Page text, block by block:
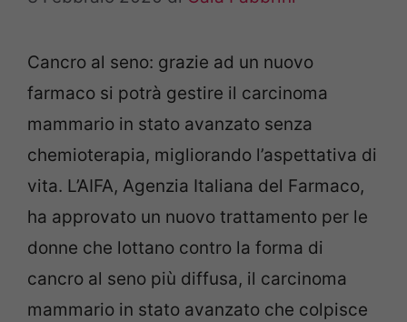
Cancro al seno: grazie ad un nuovo
farmaco si potrà gestire il carcinoma
mammario in stato avanzato senza
chemioterapia, migliorando l’aspettativa di
vita. L’AIFA, Agenzia Italiana del Farmaco,
ha approvato un nuovo trattamento per le
donne che lottano contro la forma di
cancro al seno più diffusa, il carcinoma
mammario in stato avanzato che colpisce